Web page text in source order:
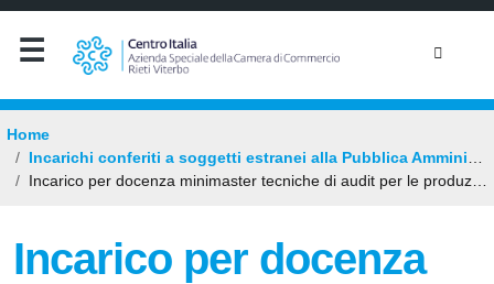
Home
Incarichi conferiti a soggetti estranei alla Pubblica Amministrazione
Incarico per docenza minimaster tecniche di audit per le produzioni agricole e agroalimentari annualità 2026
Incarico per docenza